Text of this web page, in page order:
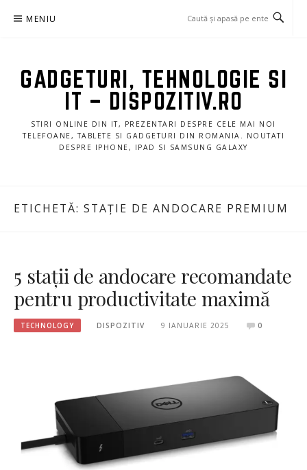
MENIU
GADGETURI, TEHNOLOGIE SI
IT – DISPOZITIV.RO
STIRI ONLINE DIN IT, PREZENTARI DESPRE CELE MAI NOI
TELEFOANE, TABLETE SI GADGETURI DIN ROMANIA. NOUTATI
DESPRE IPHONE, IPAD SI SAMSUNG GALAXY
ETICHETĂ: STAȚIE DE ANDOCARE PREMIUM
5 stații de andocare recomandate
pentru productivitate maximă
TECHNOLOGY DISPOZITIV 9 IANUARIE 2025 0